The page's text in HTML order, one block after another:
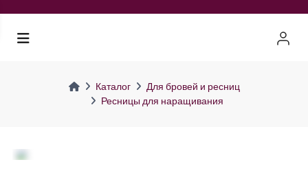
Каталог
Для бровей и ресниц
Ресницы для наращивания